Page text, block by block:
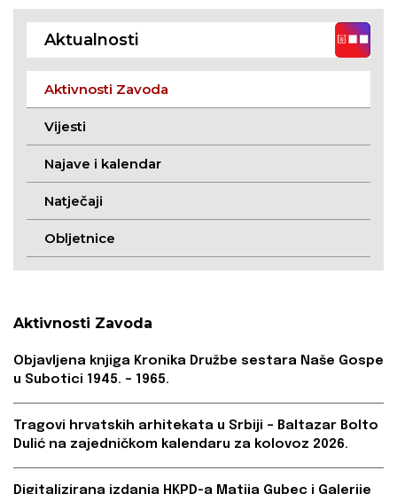
Aktualnosti
Aktivnosti Zavoda
Vijesti
Najave i kalendar
Natječaji
Obljetnice
Aktivnosti Zavoda
Objavljena knjiga Kronika Družbe sestara Naše Gospe
u Subotici 1945. – 1965.
Tragovi hrvatskih arhitekata u Srbiji – Baltazar Bolto
Dulić na zajedničkom kalendaru za kolovoz 2026.
Digitalizirana izdanja HKPD-a Matija Gubec i Galerije